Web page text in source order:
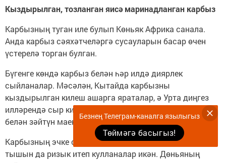
Кыздырылган, тозланган яисә маринадланган карбыз
Карбызның туган иле булып Көньяк Африка санала.
Анда карбыз сәяхәтчеләргә сусауларын басар өчен
үстерелә торган булган.
Бүгенге көндә карбыз белән һәр илдә диярлек
сыйланалар. Мәсәлән, Кытайда карбызны
кыздырылган килеш ашарга яраталар, ә Урта диңгез
илләрендә сыр кисәкләре һәм әстерхан чикләвеге
белән зәйтүн маена манып ашыйлар.
Карбызның эчке сусыл өлешен генә түгел, хәтта
тышын да ризык итеп кулланалар икән. Дөньяның
Безнең Телеграм-каналга язылыгыз
Төймәгә басыгыз!